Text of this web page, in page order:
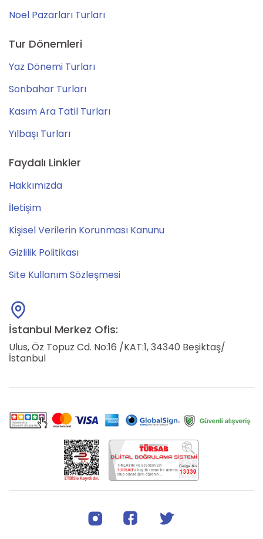
Noel Pazarları Turları
Tur Dönemleri
Yaz Dönemi Turları
Sonbahar Turları
Kasım Ara Tatil Turları
Yılbaşı Turları
Faydalı Linkler
Hakkımızda
İletişim
Kişisel Verilerin Korunması Kanunu
Gizlilik Politikası
Site Kullanım Sözleşmesi
İstanbul Merkez Ofis:
Ulus, Öz Topuz Cd. No:16 /KAT:1, 34340 Beşiktaş/
İstanbul